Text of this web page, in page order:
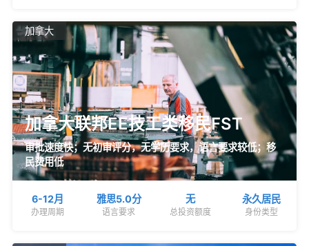
加拿大
加拿大联邦EE技工类移民FST
审批速度快；无初审评分，无学历要求，语言要求较低；移
民费用低
6-12月
办理周期
雅思5.0分
语言要求
无
总投资额度
永久居民
身份类型